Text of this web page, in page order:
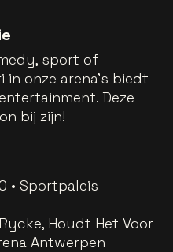
sport of
onze arena’s biedt
Deze
bij zijn!
• Sportpaleis
Houdt Het Voor
Antwerpen